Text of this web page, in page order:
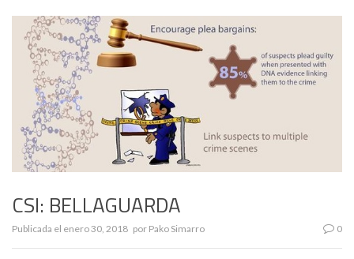
CSI: BELLAGUARDA
Publicada el enero 30, 2018 por Pako Simarro 0